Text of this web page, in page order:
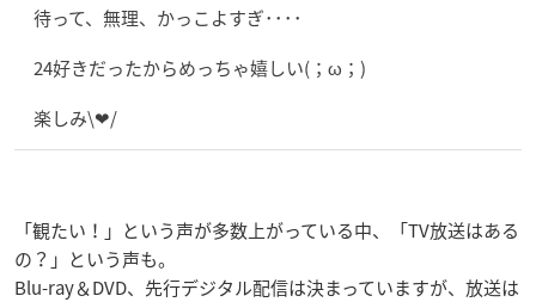
待って、無理、かっこよすぎ････
24好きだったからめっちゃ嬉しい(；ω；)
楽しみ\❤︎/
「観たい！」という声が多数上がっている中、「TV放送はある
の？」という声も。
Blu-ray＆DVD、先行デジタル配信は決まっていますが、放送は